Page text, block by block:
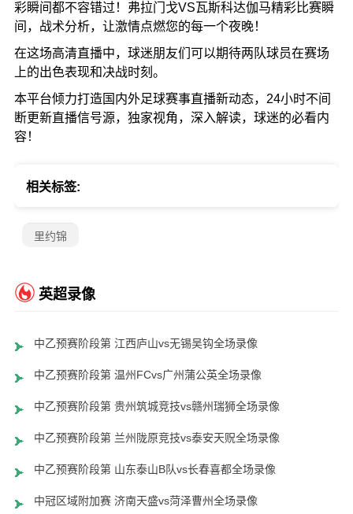
彩瞬间都不容错过！弗拉门戈VS瓦斯科达伽马精彩比赛瞬
间，战术分析，让激情点燃您的每一个夜晚！
在这场高清直播中，球迷朋友们可以期待两队球员在赛场
上的出色表现和决战时刻。
本平台倾力打造国内外足球赛事直播新动态，24小时不间
断更新直播信号源，独家视角，深入解读，球迷的必看内
容！
相关标签:
里约锦
英超录像
中乙预赛阶段第 江西庐山vs无锡吴钩全场录像
中乙预赛阶段第 温州FCvs广州蒲公英全场录像
中乙预赛阶段第 贵州筑城竞技vs赣州瑞狮全场录像
中乙预赛阶段第 兰州陇原竞技vs泰安天贶全场录像
中乙预赛阶段第 山东泰山B队vs长春喜都全场录像
中冠区域附加赛 济南天盛vs菏泽曹州全场录像